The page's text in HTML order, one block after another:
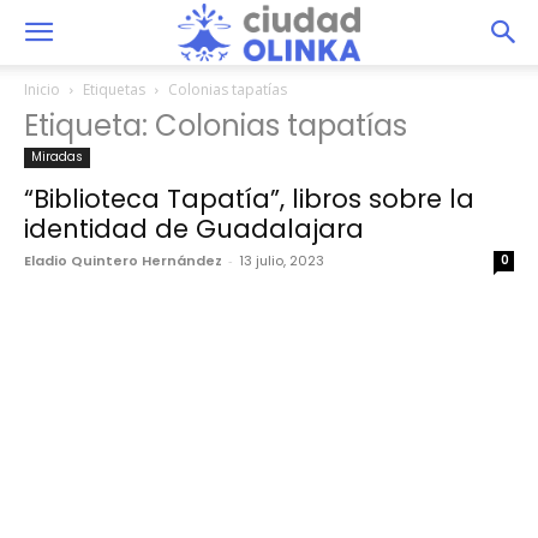
Inicio Etiquetas Colonias tapatías
Etiqueta: Colonias tapatías
Miradas
“Biblioteca Tapatía”, libros sobre la
identidad de Guadalajara
Eladio Quintero Hernández - 13 julio, 2023 0